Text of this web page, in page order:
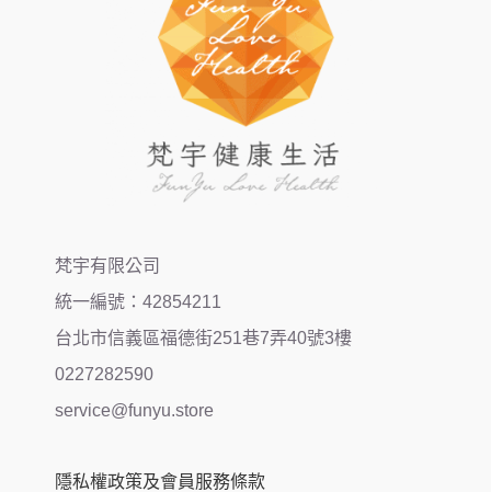
梵宇有限公司
統一編號：42854211
台北市信義區福德街251巷7弄40號3樓
0227282590
service@funyu.store
隱私權政策及會員服務條款